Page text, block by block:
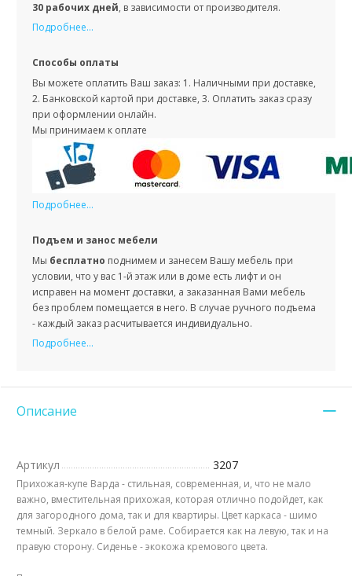
30 рабочих дней, в зависимости от производителя.
Подробнее...
Способы оплаты
Вы можете оплатить Ваш заказ: 1. Наличными при доставке,
2. Банковской картой при доставке, 3. Оплатить заказ сразу
при оформлении онлайн.
Мы принимаем к оплате
Подробнее...
Подъем и занос мебели
Мы бесплатно поднимем и занесем Вашу мебель при
условии, что у вас 1-й этаж или в доме есть лифт и он
исправен на момент доставки, а заказанная Вами мебель
без проблем помещается в него. В случае ручного подъема
- каждый заказ расчитывается индивидуально.
Подробнее...
Описание
Артикул 3207
Прихожая-купе Варда - стильная, современная, и, что не мало
важно, вместительная прихожая, которая отлично подойдет, как
для загородного дома, так и для квартиры. Цвет каркаса - шимо
темный. Зеркало в белой раме. Собирается как на левую, так и на
правую сторону. Сиденье - экокожа кремового цвета.